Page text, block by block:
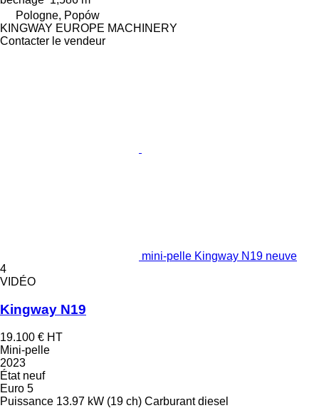
Pologne, Popów
KINGWAY EUROPE MACHINERY
Contacter le vendeur
mini-pelle Kingway N19 neuve
4
VIDÉO
Kingway N19
19.100 € HT
Mini-pelle
2023
Étatneuf
Euro 5
Puissance 13.97 kW (19 ch) Carburant diesel